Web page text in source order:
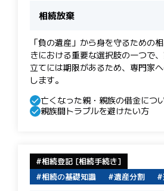
相続放棄
「負の遺産」から身を守るための
きにおける重要な選択肢の一つで
立てには期限があるため、専門家
します。
亡くなった親・親族の借金につ
親族間トラブルを避けたい方
相続登記 [相続手続き]
相続の基礎知識
遺産分割